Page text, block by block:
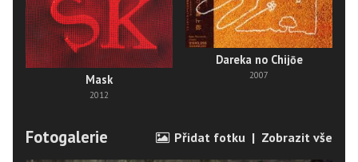
Mask
2012
Dareka no Chijōe
2007
Fotogalerie Přidat fotku | Zobrazit vše